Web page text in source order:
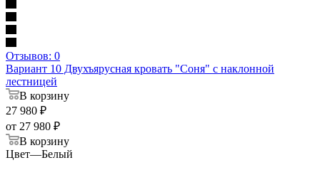
Отзывов: 0
Вариант 10 Двухъярусная кровать "Соня" с наклонной
лестницей
В корзину
27 980 ₽
от 27 980 ₽
В корзину
Цвет—Белый